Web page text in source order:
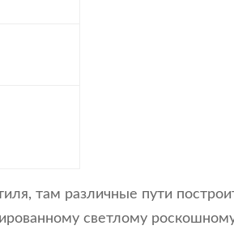
там различные пути
светлому